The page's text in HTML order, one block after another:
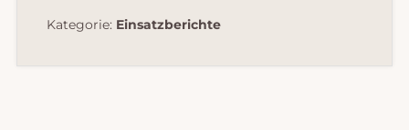
Kategorie: Einsatzberichte